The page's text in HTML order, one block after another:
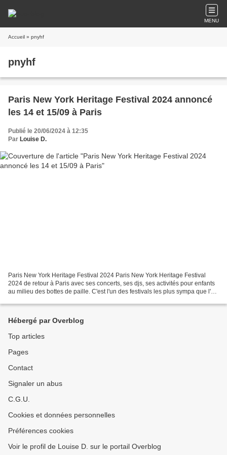
MENU
Accueil » pnyhf
pnyhf
Paris New York Heritage Festival 2024 annoncé
les 14 et 15/09 à Paris
Publié le 20/06/2024 à 12:35
Par Louise D.
Paris New York Heritage Festival 2024 Paris New York Heritage Festival
2024 de retour à Paris avec ses concerts, ses djs, ses activités pour enfants
au milieu des bottes de paille. C'est l'un des festivals les plus sympa que l'on
Hébergé par Overblog
Top articles
Pages
Contact
Signaler un abus
C.G.U.
Cookies et données personnelles
Préférences cookies
Voir le profil de Louise D. sur le portail Overblog